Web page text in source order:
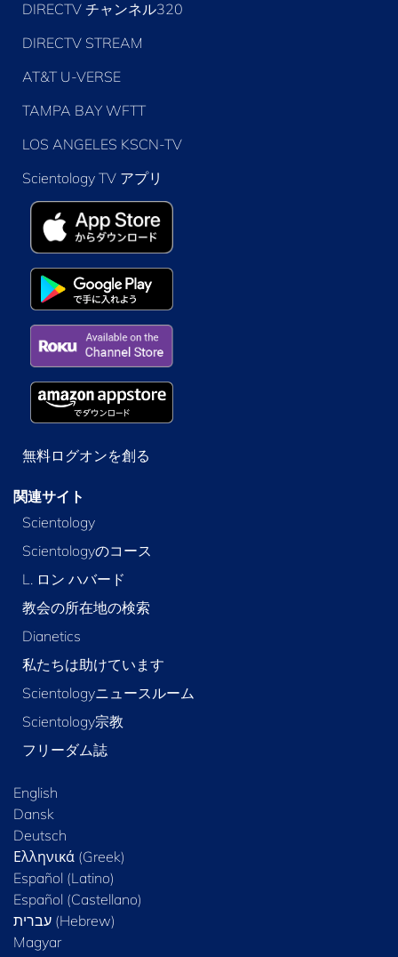
DIRECTV チャンネル320
DIRECTV STREAM
AT&T U-VERSE
TAMPA BAY WFTT
LOS ANGELES KSCN-TV
Scientology TV アプリ
無料ログオンを創る
関連サイト
Scientology
Scientologyのコース
L. ロン ハバード
教会の所在地の検索
Dianetics
私たちは助けています
Scientologyニュースルーム
Scientology宗教
フリーダム誌
English
Dansk
Deutsch
Ελληνικά (Greek)
Español (Latino)
Español (Castellano)
Magyar